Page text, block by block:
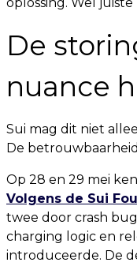
De
nuance
Sui mag dit niet
De
Op 28 en 29 mei
Volgens de Sui
twee door crash
charging logic en
introduceerde. De